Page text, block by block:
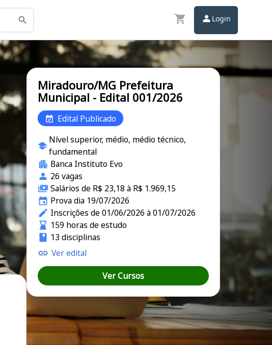
Login
Miradouro/MG Prefeitura
Municipal - Edital 001/2026
Edital Publicado
Nível superior, médio, médio técnico,
fundamental
Banca Instituto Evo
26 vagas
Salários de R$ 23,18 à R$ 1.969,15
Prova dia 19/07/2026
Inscrições de 01/06/2026 à 01/07/2026
159 horas de estudo
13 disciplinas
Ver edital
Ver Cursos